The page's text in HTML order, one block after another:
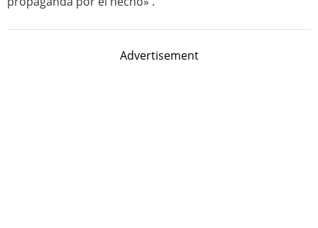
Advertisement